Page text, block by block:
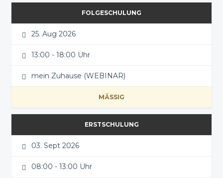
FOLGESCHULUNG
25. Aug 2026
13:00 - 18:00 Uhr
mein Zuhause (WEBINAR)
MÄSSIG
ERSTSCHULUNG
03. Sept 2026
08:00 - 13:00 Uhr